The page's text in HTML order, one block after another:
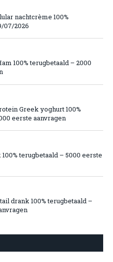
nachtcrème 100%
07/2026
100% terugbetaald – 2000
Greek yoghurt 100%
eerste aanvragen
terugbetaald – 5000 eerste
drank 100% terugbetaald –